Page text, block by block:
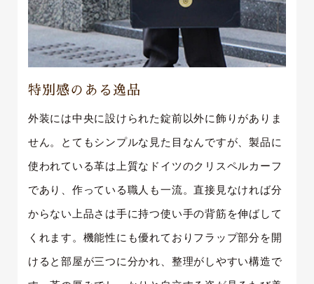
特別感のある逸品
外装には中央に設けられた錠前以外に飾りがありま
せん。とてもシンプルな見た目なんですが、製品に
使われている革は上質なドイツのクリスペルカーフ
であり、作っている職人も一流。直接見なければ分
からない上品さは手に持つ使い手の背筋を伸ばして
くれます。機能性にも優れておりフラップ部分を開
けると部屋が三つに分かれ、整理がしやすい構造で